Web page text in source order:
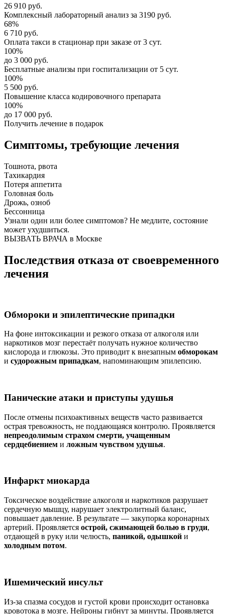
26 910 руб.
Комплексный лабораторный анализ за 3190 руб.
68%
6 710 руб.
Оплата такси в стационар при заказе от 3 сут.
100%
до 3 000 руб.
Бесплатные анализы при госпитализации от 5 сут.
100%
5 500 руб.
Повышение класса кодировочного препарата
100%
до 17 000 руб.
Получить лечение в подарок
Симптомы, требующие лечения
Тошнота, рвота
Тахикардия
Потеря аппетита
Головная боль
Дрожь, озноб
Бессонница
Узнали один или более симптомов? Не медлите, состояние
может ухудшиться.
ВЫЗВАТЬ ВРАЧА в Москве
Последствия отказа от своевременного
лечения
Обмороки и эпилептические припадки
На фоне интоксикации и резкого отказа от алкоголя или
наркотиков мозг перестаёт получать нужное количество
кислорода и глюкозы. Это приводит к внезапным обморокам
и судорожным припадкам, напоминающим эпилепсию.
Панические атаки и приступы удушья
После отмены психоактивных веществ часто развивается
острая тревожность, не поддающаяся контролю. Проявляется
непреодолимым страхом смерти, учащенным
сердцебиением и ложным чувством удушья.
Инфаркт миокарда
Токсическое воздействие алкоголя и наркотиков разрушает
сердечную мышцу, нарушает электролитный баланс,
повышает давление. В результате — закупорка коронарных
артерий. Проявляется острой, сжимающей болью в груди,
отдающей в руку или челюсть, паникой, одышкой и
холодным потом.
Ишемический инсульт
Из-за спазма сосудов и густой крови происходит остановка
кровотока в мозге. Нейроны гибнут за минуты. Проявляется